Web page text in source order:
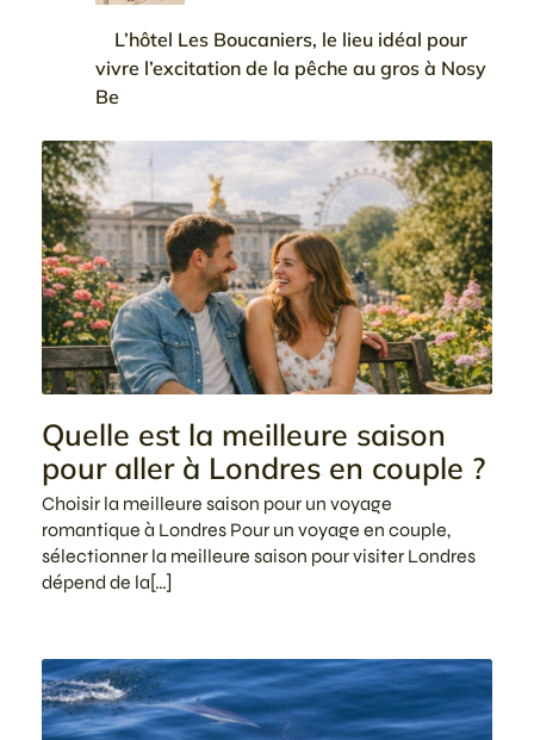
L’hôtel Les Boucaniers, le lieu idéal pour
vivre l’excitation de la pêche au gros à Nosy
Be
Quelle est la meilleure saison
pour aller à Londres en couple ?
Choisir la meilleure saison pour un voyage
romantique à Londres Pour un voyage en couple,
sélectionner la meilleure saison pour visiter Londres
dépend de la[…]